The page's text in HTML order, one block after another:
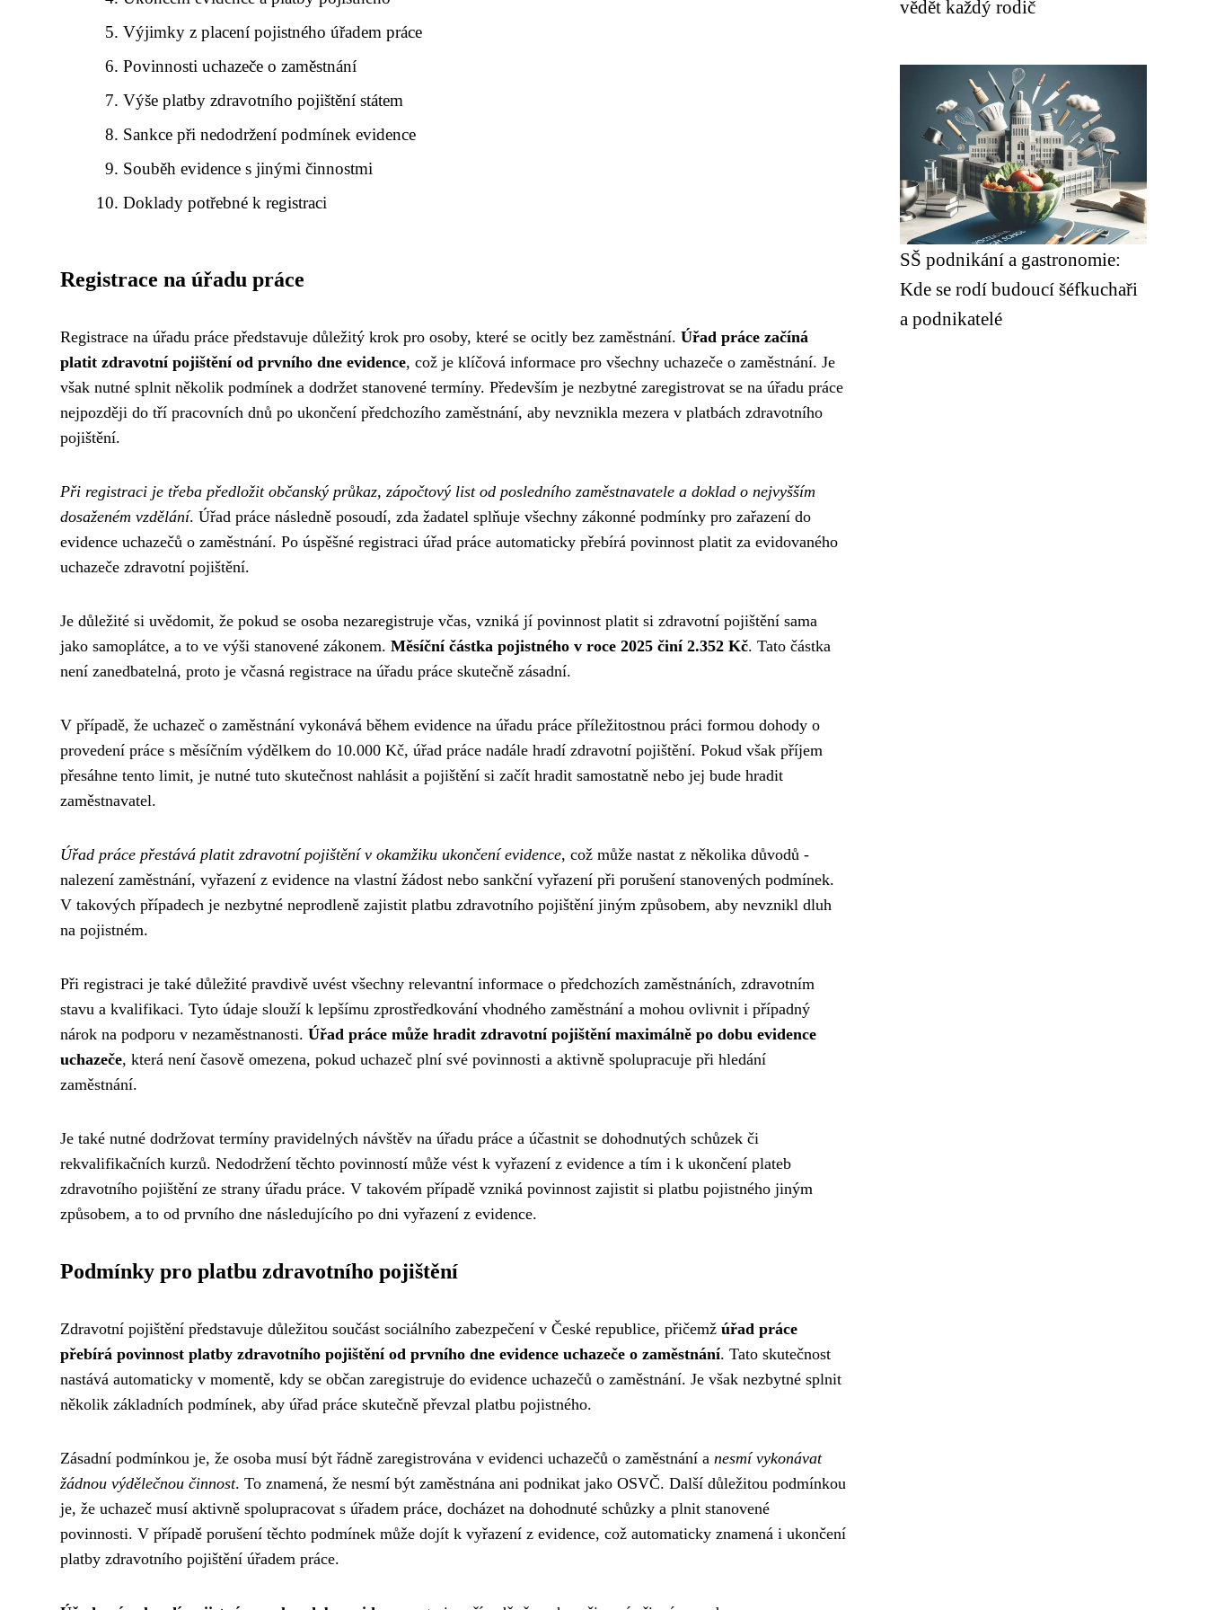
Výjimky z placení pojistného úřadem práce
Povinnosti uchazeče o zaměstnání
Výše platby zdravotního pojištění státem
Sankce při nedodržení podmínek evidence
Souběh evidence s jinými činnostmi
Doklady potřebné k registraci
Registrace na úřadu práce
Registrace na úřadu práce představuje důležitý krok pro osoby, které se ocitly bez zaměstnání. Úřad práce začíná
platit zdravotní pojištění od prvního dne evidence, což je klíčová informace pro všechny uchazeče o zaměstnání. Je
však nutné splnit několik podmínek a dodržet stanovené termíny. Především je nezbytné zaregistrovat se na úřadu práce
nejpozději do tří pracovních dnů po ukončení předchozího zaměstnání, aby nevznikla mezera v platbách zdravotního
pojištění.
Při registraci je třeba předložit občanský průkaz, zápočtový list od posledního zaměstnavatele a doklad o nejvyšším
dosaženém vzdělání. Úřad práce následně posoudí, zda žadatel splňuje všechny zákonné podmínky pro zařazení do
evidence uchazečů o zaměstnání. Po úspěšné registraci úřad práce automaticky přebírá povinnost platit za evidovaného
uchazeče zdravotní pojištění.
Je důležité si uvědomit, že pokud se osoba nezaregistruje včas, vzniká jí povinnost platit si zdravotní pojištění sama
jako samoplátce, a to ve výši stanovené zákonem. Měsíční částka pojistného v roce 2025 činí 2.352 Kč. Tato částka
není zanedbatelná, proto je včasná registrace na úřadu práce skutečně zásadní.
V případě, že uchazeč o zaměstnání vykonává během evidence na úřadu práce příležitostnou práci formou dohody o
provedení práce s měsíčním výdělkem do 10.000 Kč, úřad práce nadále hradí zdravotní pojištění. Pokud však příjem
přesáhne tento limit, je nutné tuto skutečnost nahlásit a pojištění si začít hradit samostatně nebo jej bude hradit
zaměstnavatel.
Úřad práce přestává platit zdravotní pojištění v okamžiku ukončení evidence, což může nastat z několika důvodů -
nalezení zaměstnání, vyřazení z evidence na vlastní žádost nebo sankční vyřazení při porušení stanovených podmínek.
V takových případech je nezbytné neprodleně zajistit platbu zdravotního pojištění jiným způsobem, aby nevznikl dluh
na pojistném.
Při registraci je také důležité pravdivě uvést všechny relevantní informace o předchozích zaměstnáních, zdravotním
stavu a kvalifikaci. Tyto údaje slouží k lepšímu zprostředkování vhodného zaměstnání a mohou ovlivnit i případný
nárok na podporu v nezaměstnanosti. Úřad práce může hradit zdravotní pojištění maximálně po dobu evidence
uchazeče, která není časově omezena, pokud uchazeč plní své povinnosti a aktivně spolupracuje při hledání
zaměstnání.
Je také nutné dodržovat termíny pravidelných návštěv na úřadu práce a účastnit se dohodnutých schůzek či
rekvalifikačních kurzů. Nedodržení těchto povinností může vést k vyřazení z evidence a tím i k ukončení plateb
zdravotního pojištění ze strany úřadu práce. V takovém případě vzniká povinnost zajistit si platbu pojistného jiným
způsobem, a to od prvního dne následujícího po dni vyřazení z evidence.
Podmínky pro platbu zdravotního pojištění
Zdravotní pojištění představuje důležitou součást sociálního zabezpečení v České republice, přičemž úřad práce
přebírá povinnost platby zdravotního pojištění od prvního dne evidence uchazeče o zaměstnání. Tato skutečnost
nastává automaticky v momentě, kdy se občan zaregistruje do evidence uchazečů o zaměstnání. Je však nezbytné splnit
několik základních podmínek, aby úřad práce skutečně převzal platbu pojistného.
Zásadní podmínkou je, že osoba musí být řádně zaregistrována v evidenci uchazečů o zaměstnání a nesmí vykonávat
žádnou výdělečnou činnost. To znamená, že nesmí být zaměstnána ani podnikat jako OSVČ. Další důležitou podmínkou
je, že uchazeč musí aktivně spolupracovat s úřadem práce, docházet na dohodnuté schůzky a plnit stanovené
povinnosti. V případě porušení těchto podmínek může dojít k vyřazení z evidence, což automaticky znamená i ukončení
platby zdravotního pojištění úřadem práce.
vědět každý rodič
SŠ podnikání a gastronomie:
Kde se rodí budoucí šéfkuchaři
a podnikatelé